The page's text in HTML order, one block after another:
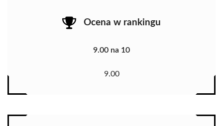
Ocena w rankingu
9.00 na 10
9.00